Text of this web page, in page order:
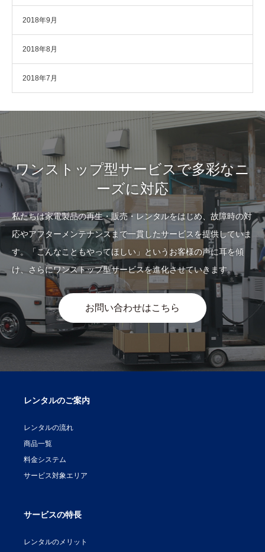
2018年9月
2018年8月
2018年7月
ワンストップ型サービスで多彩なニ
ーズに対応
私たちは家電製品の再生・販売・レンタルをはじめ、故障時の対
応やアフターメンテナンスまで一貫したサービスを提供していま
す。「こんなこともやってほしい」というお客様の声に耳を傾
け、さらにワンストップ型サービスを進化させていきます。
お問い合わせはこちら
レンタルのご案内
レンタルの流れ
商品一覧
料金システム
サービス対象エリア
サービスの特長
レンタルのメリット